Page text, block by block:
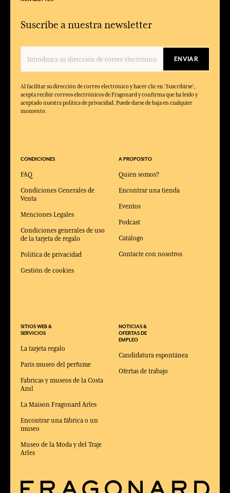
Suscríbe a nuestra newsletter
ENVIAR
Al facilitar su dirección de correo electrónico y hacer clic en 'Suscribirse',
acepta recibir correos electrónicos de Fragonard y confirma que ha leído y
aceptado nuestra política de privacidad. Puede darse de baja en cualquier
momento.
CONDICIONES
FAQ
Condiciones Generales de
Venta
Menciones Legales
Condiciones generales de uso
de la tarjeta de regalo
Política de privacidad
Gestión de cookies
SITIOS WEB &
SERVICIOS
La tarjeta regalo
Paris museo del perfume
Fabricas y museos de la Costa
Azul
La Maison Fragonard Arles
Encontrar una fábrica o un
museo
Museo de la Moda y del Traje
Arles
A PROPOSITO
Quien somos?
Encontrar una tienda
Eventos
Podcast
Catálogo
Contacte con nosotros
NOTICIAS &
OFERTAS DE
EMPLEO
Candidatura espontánea
Ofertas de trabajo